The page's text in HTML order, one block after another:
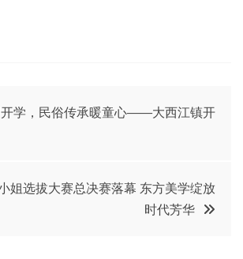
学，民俗传承暖童心——大西江镇开
姐选拔大赛总决赛落幕 东方美学绽放
时代芳华